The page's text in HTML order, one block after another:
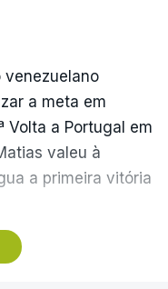
venezuelano
a meta em
Volta a Portugal em
valeu à
a primeira vitória
Nacional de